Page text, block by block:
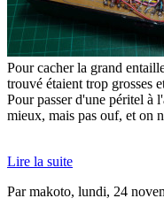
Pour cacher la grand
trouvé étaient trop grosses
Pour passer d'une péritel à
mieux, mais pas ouf, et on
Lire la suite
Par makoto, lundi, 24